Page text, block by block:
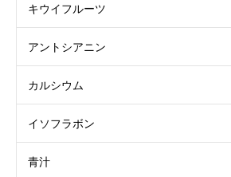
キウイフルーツ
アントシアニン
カルシウム
イソフラボン
青汁